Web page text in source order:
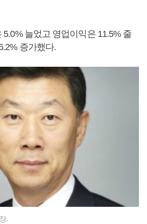
5.0% 늘었고 영업이익은 11.5% 줄
증가했다.
.